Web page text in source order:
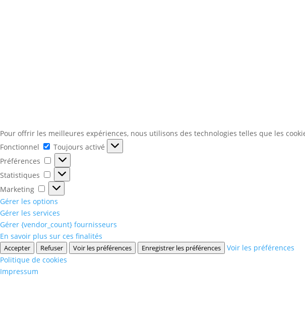
Pour offrir les meilleures expériences, nous utilisons des technologies telles que les
Fonctionnel
Fonctionnel
Toujours activé
Préférences
Préférences
Statistiques
Statistiques
Marketing
Marketing
Gérer les options
Gérer les services
Gérer {vendor_count} fournisseurs
En savoir plus sur ces finalités
Accepter Refuser Voir les préférences Enregistrer les préférences
Voir les préférences
Politique de cookies
Impressum